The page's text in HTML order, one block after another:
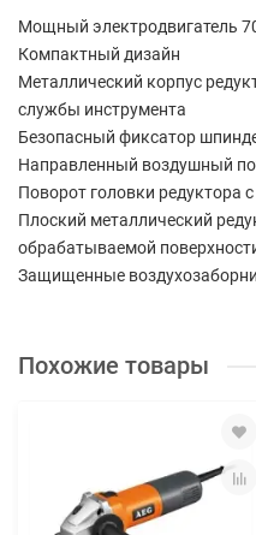
Мощный электродвигатель
Компактный дизайн
Металлический корпус
службы инструмента
Безопасный фиксатор
Направленный воздушный
Поворот головки редуктора
Плоский металлический
обрабатываемой
Защищенные
Похожие товары